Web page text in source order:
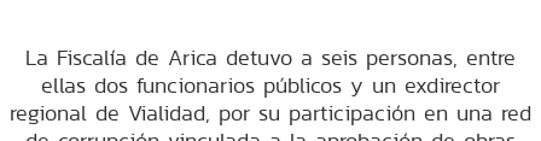
La Fiscalía de Arica detuvo a seis personas, entre
ellas dos funcionarios públicos y un exdirector
regional de Vialidad, por su participación en una red